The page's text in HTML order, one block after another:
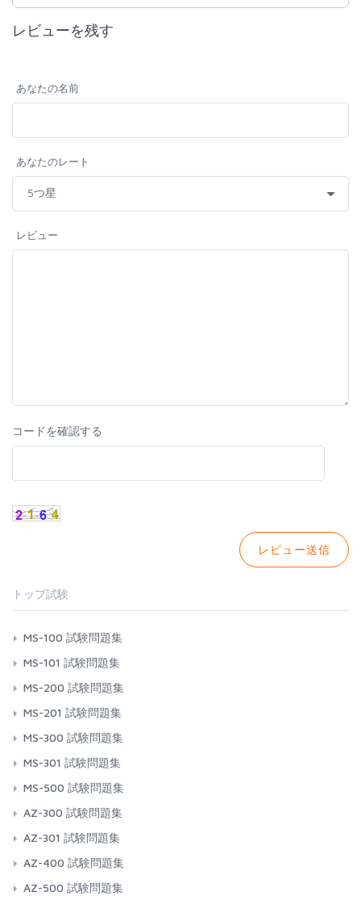
レビューを残す
あなたの名前
あなたのレート
レビュー
コードを確認する
トップ試験
MS-100 試験問題集
MS-101 試験問題集
MS-200 試験問題集
MS-201 試験問題集
MS-300 試験問題集
MS-301 試験問題集
MS-500 試験問題集
AZ-300 試験問題集
AZ-301 試験問題集
AZ-400 試験問題集
AZ-500 試験問題集